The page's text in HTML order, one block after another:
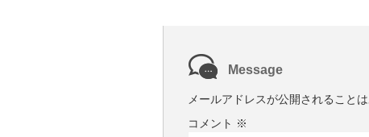
Message
メールアドレスが公開されることは
コメント ※